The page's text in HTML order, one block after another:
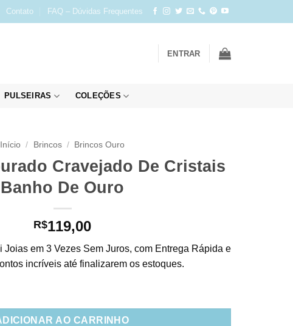
Contato FAQ – Dúvidas Frequentes
ENTRAR
PULSEIRAS COLEÇÕES
Início / Brincos / Brincos Ouro
Cravejado De Cristais
Banho De Ouro
R$119,00
Joias em 3 Vezes Sem Juros, com Entrega Rápida e
incríveis até finalizarem os estoques.
De Cristais Banho De Ouro quantidade
AO CARRINHO